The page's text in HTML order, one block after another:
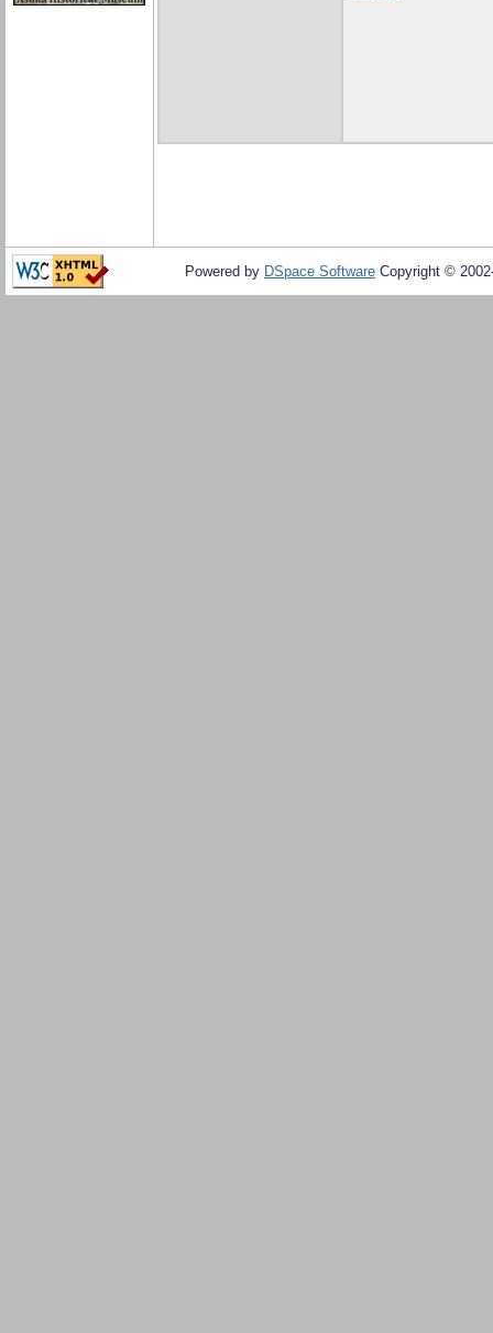
Powered by DSpace Software Copyright ©